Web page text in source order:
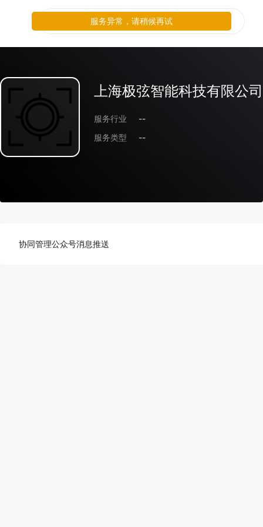
上海极弦智能科技有限公司
服务行业
--
服务类型
--
协同管理公众号消息推送
服务异常，请稍候再试